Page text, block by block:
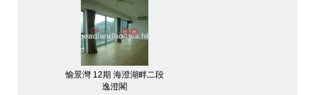
愉景灣 12期 海澄湖畔二段
逸澄閣